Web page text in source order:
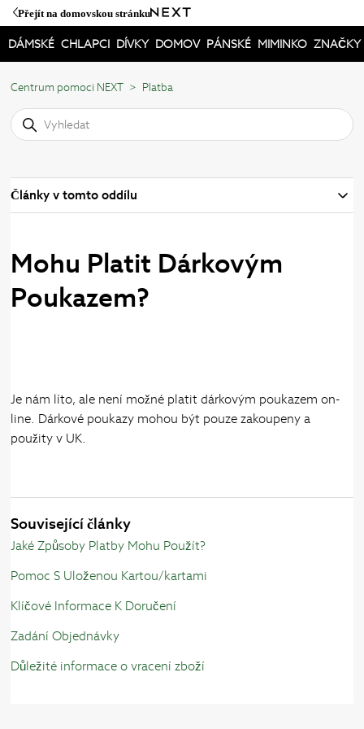
Přejít na domovskou stránku
DÁMSKÉ CHLAPCI DÍVKY DOMOV PÁNSKÉ MIMINKO ZNAČKY
Centrum pomoci NEXT Platba
Články v tomto oddílu
Mohu Platit Dárkovým
Poukazem?
Je nám líto, ale není možné platit dárkovým poukazem on-
line. Dárkové poukazy mohou být pouze zakoupeny a
použity v UK.
Související články
Jaké Způsoby Platby Mohu Použít?
Pomoc S Uloženou Kartou/kartami
Klíčové Informace K Doručení
Zadání Objednávky
Důležité informace o vracení zboží